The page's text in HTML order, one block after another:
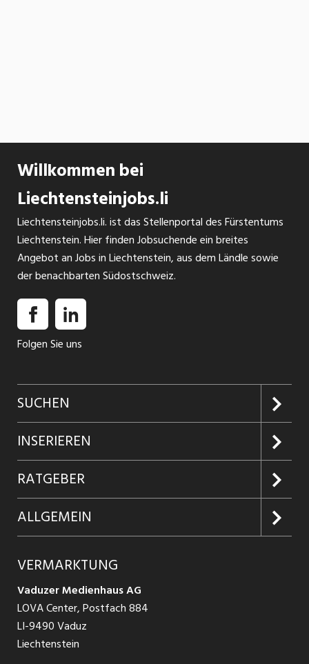
Willkommen bei
Liechtensteinjobs.li
Liechtensteinjobs.li. ist das Stellenportal des Fürstentums
Liechtenstein. Hier finden Jobsuchende ein breites
Angebot an Jobs in Liechtenstein, aus dem Ländle sowie
der benachbarten Südostschweiz.
Folgen Sie uns
SUCHEN
Jobs suchen
Jobabo
Firmen entdecken
Jobs in Graubünden
Jobs in St. Gallen
Jobs in Glarus
Jobs in der Südostschweiz
INSERIEREN
Kundenlogin
Inserieren
Produkte
Schnittstelle
RATGEBER
Glossar
Ratgeber Bewerbung / Rekrutierung
ALLGEMEIN
AGB
Datenschutzbestimmungen
Nutzungsbedingungen
VERMARKTUNG
Vaduzer Medienhaus AG
LOVA Center, Postfach 884
LI-9490 Vaduz
Liechtenstein